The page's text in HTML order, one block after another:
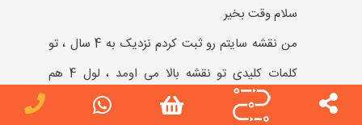
سلام وقت بخیر
من نقشه سایتم رو ثبت کردم نزدیک به 4 سال ، تو
کلمات کلیدی تو نقشه بالا می اومد ، لول 4 هم
هستم ، رقیب ها میان ادیت میزنن و مثلا عکس